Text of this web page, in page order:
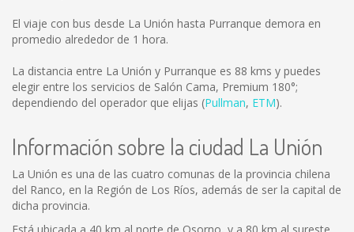
El viaje con bus desde La Unión hasta Purranque demora en
promedio alrededor de 1 hora.
La distancia entre La Unión y Purranque es 88 kms y puedes
elegir entre los servicios de Salón Cama, Premium 180°;
dependiendo del operador que elijas (Pullman, ETM).
Información sobre la ciudad La Unión
La Unión es una de las cuatro comunas de la provincia chilena
del Ranco, en la Región de Los Ríos, además de ser la capital de
dicha provincia.